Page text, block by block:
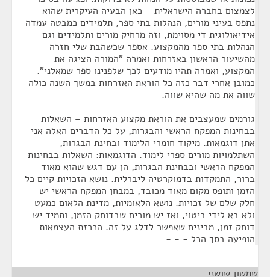
לצמצום בחברה הישראלית – כאן הבעיה העיקרית שהוא
נתפס בעיני מורים, הנהלות בתי ספר, תלמידים כמבטה עמדה
אידיאולוגית די מסוימת, וזה מרחיק מורים ותלמידים וגם
הנהלות בתי ספר מהמקצוע. אספר שכשהבת שלי חזרה
מהשיעור הראשון באזרחות ואמרה "המורה הציגה את
המקצוע, ואמרה תהיו מודעים לכך שלפנינו ספר שמאלני".
כמובן אחרי דבר כזה כל הוראת האזרחות במשך השנה כולה
שווה את מה שהיא שווה.
גורמים שמעצבים את הוראת מקצוע האזרחות – השאלות
בבחינות המפקח הראשי והבגרות, על כל הדברים האלה אני
אתן דוגמאות. מיקוד חומרי הלימוד ובחינת הבגרות,
השתלמויות מורים ספרי לימוד. הדוגמאות: השאלות בבחינות
המפקח הראשי ובבחינת הבגרות, הן עם דגש שהוא מאוד
ברור, התמקדות בדמוקרטיה ליברלית. נושא הזכויות קיים כל
הזמן ותופס מקום מאוד מכובד, במבחן המפקח הראשי יש
חלק שלם של זכויות. נושא הלאומיות, מדינת הלאום כמעט
ולא בא לידי ביטוי, ואז יש מורים שבדוחק הזמן, ותמיד יש
דוחק זמן, מבינים שאפשר לדלג על זה. הכרזת העצמאות
הופיעה בסך הכל - - -
שמשון שושני